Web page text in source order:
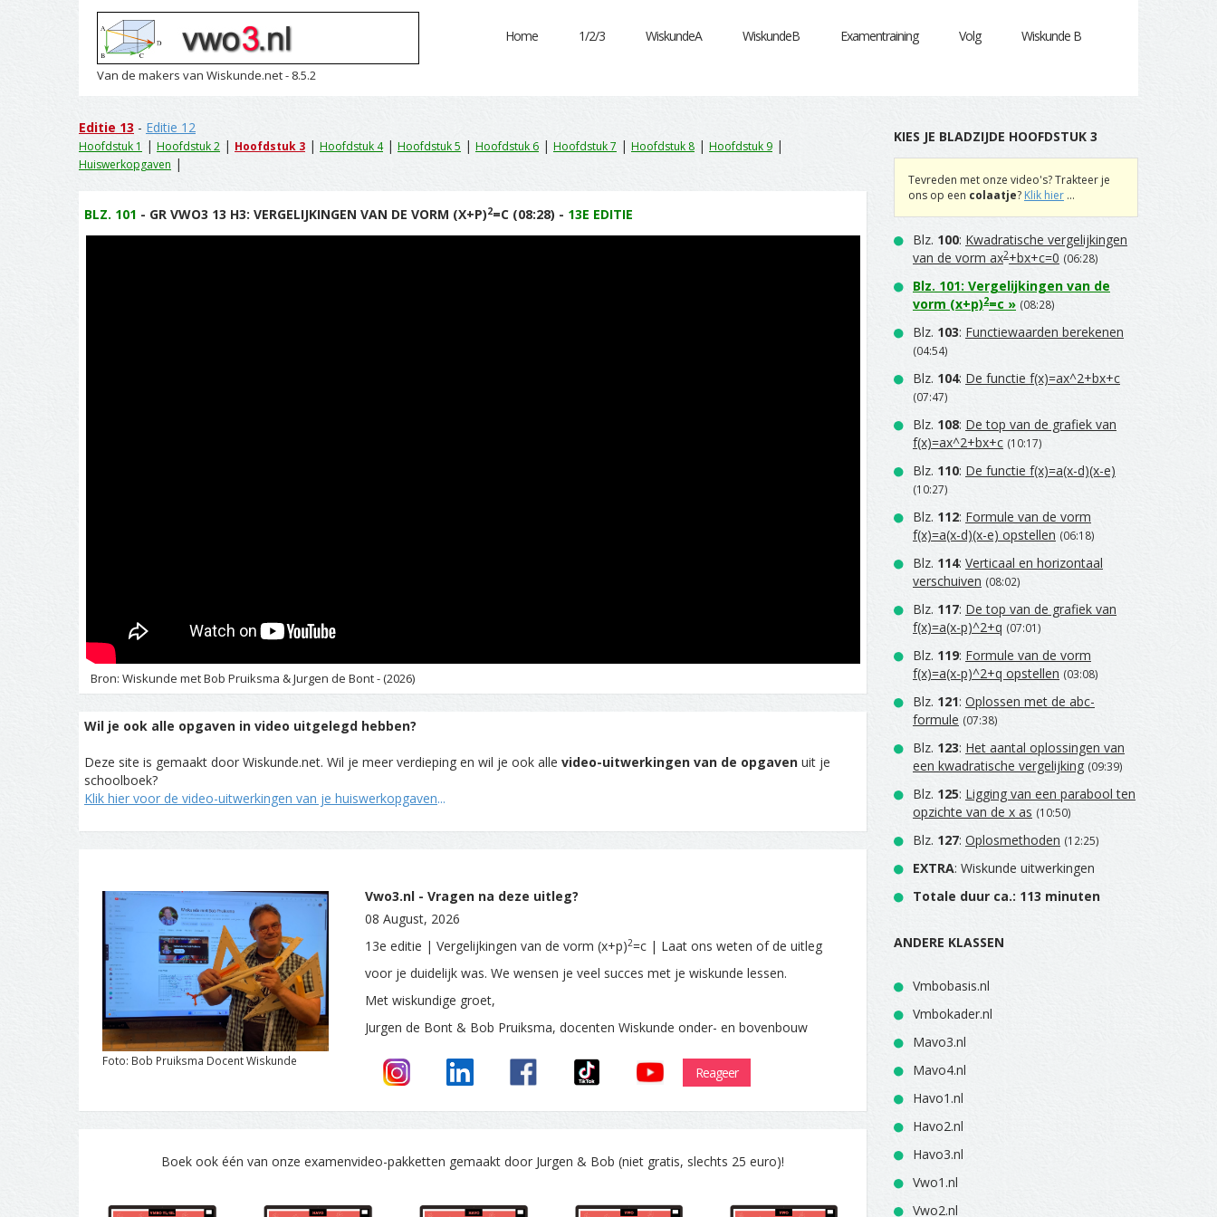
Van de makers van Wiskunde.net - 8.5.2
Home 1/2/3 WiskundeA WiskundeB Examentraining Volg Wiskunde B
Editie 13 - Editie 12
Hoofdstuk 1 | Hoofdstuk 2 | Hoofdstuk 3 | Hoofdstuk 4| Hoofdstuk 5 | Hoofdstuk 6 | Hoofdstuk 7 | Hoofdstuk 8 | Hoofdstuk 9 |
Huiswerkopgaven |
BLZ. 101 - GR VWO3 13 H3: VERGELIJKINGEN VAN DE VORM (X+P)2=C (08:28) - 13E EDITIE
Bron: Wiskunde met Bob Pruiksma & Jurgen de Bont - (2026)
Wil je ook alle opgaven in video uitgelegd hebben?
Deze site is gemaakt door Wiskunde.net. Wil je meer verdieping en wil je ook alle video-uitwerkingen van de opgaven uit je
schoolboek?
Klik hier voor de video-uitwerkingen van je huiswerkopgaven...
Foto: Bob Pruiksma Docent Wiskunde
Vwo3.nl - Vragen na deze uitleg?
08 August, 2026
13e editie | Vergelijkingen van de vorm (x+p)2=c | Laat ons weten of de uitleg
voor je duidelijk was. We wensen je veel succes met je wiskunde lessen.
Met wiskundige groet,
Jurgen de Bont & Bob Pruiksma, docenten Wiskunde onder- en bovenbouw
Reageer
Boek ook één van onze examenvideo-pakketten gemaakt door Jurgen & Bob (niet gratis, slechts 25 euro)!
KIES JE BLADZIJDE HOOFDSTUK 3
Tevreden met onze video's? Trakteer je
ons op een colaatje? Klik hier ...
Blz. 100: Kwadratische vergelijkingen
van de vorm ax2+bx+c=0 (06:28)
Blz. 101: Vergelijkingen van de
vorm (x+p)2=c » (08:28)
Blz. 103: Functiewaarden berekenen
(04:54)
Blz. 104: De functie f(x)=ax^2+bx+c
(07:47)
Blz. 108: De top van de grafiek van
f(x)=ax^2+bx+c (10:17)
Blz. 110: De functie f(x)=a(x-d)(x-e)
(10:27)
Blz. 112: Formule van de vorm
f(x)=a(x-d)(x-e) opstellen (06:18)
Blz. 114: Verticaal en horizontaal
verschuiven (08:02)
Blz. 117: De top van de grafiek van
f(x)=a(x-p)^2+q (07:01)
Blz. 119: Formule van de vorm
f(x)=a(x-p)^2+q opstellen (03:08)
Blz. 121: Oplossen met de abc-
formule (07:38)
Blz. 123: Het aantal oplossingen van
een kwadratische vergelijking (09:39)
Blz. 125: Ligging van een parabool ten
opzichte van de x as (10:50)
Blz. 127: Oplosmethoden (12:25)
EXTRA: Wiskunde uitwerkingen
Totale duur ca.: 113 minuten
ANDERE KLASSEN
Vmbobasis.nl
Vmbokader.nl
Mavo3.nl
Mavo4.nl
Havo1.nl
Havo2.nl
Havo3.nl
Vwo1.nl
Vwo2.nl